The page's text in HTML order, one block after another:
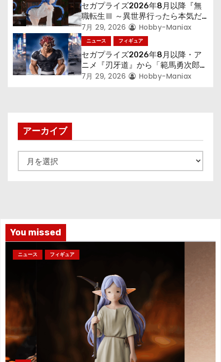
セガプライズ2026年8月以降『無
職転生Ⅲ ～異世界行ったら本気だ
す～』から「ロキシー」のフィギュ
アが登場！
7月 29, 2026 Hobby-Maniax
ニュース フィギュア
セガプライズ2026年8月以降・ア
ニメ『刃牙道』から「範馬勇次郎」
が登場ッッ!!
7月 29, 2026 Hobby-Maniax
アーカイブ
ー
You missed
ニュース フィギュア